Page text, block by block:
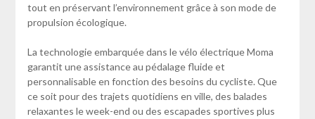
tout en préservant l’environnement grâce à son mode de
propulsion écologique.
La technologie embarquée dans le vélo électrique Moma
garantit une assistance au pédalage fluide et
personnalisable en fonction des besoins du cycliste. Que
ce soit pour des trajets quotidiens en ville, des balades
relaxantes le week-end ou des escapades sportives plus